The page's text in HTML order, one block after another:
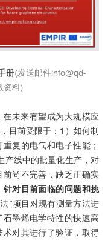
册(发送邮件info@qd-
资料)
未来有望成为大规模应
目前受限于：1）如何制
复的电气和电子性能；
产线中的批量化生产，对
尚不完善，缺乏正确实
针对目前面临的问题和挑
”项目对现有测量方法进
墨烯电学特性的快速高
对其进行了验证，取得